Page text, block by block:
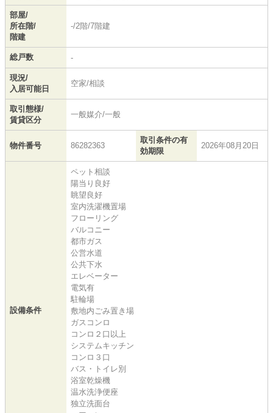
部屋/
所在階/
階建
-/2階/7階建
総戸数 -
現況/
入居可能日
空家/相談
取引態様/
賃貸区分
一般媒介/一般
物件番号 86282363
取引条件の有
効期限
2026年08月20日
設備条件
ペット相談
陽当り良好
眺望良好
室内洗濯機置場
フローリング
バルコニー
都市ガス
公営水道
公共下水
エレベーター
電気有
駐輪場
敷地内ごみ置き場
ガスコンロ
コンロ２口以上
システムキッチン
コンロ３口
バス・トイレ別
浴室乾燥機
温水洗浄便座
独立洗面台